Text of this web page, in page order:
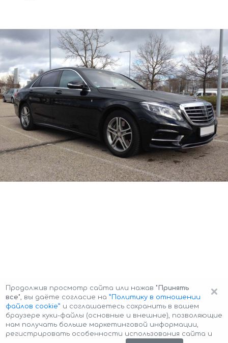
×
Продолжив просмотр сайта или нажав "Принять
все", вы даёте согласие на ”Политику в отношении
файлов cookie” и соглашаетесь сохранить в вашем
браузере куки-файлы (основные и внешние), позволяющие
нам получать больше маркетинговой информации,
регистрировать особенности использования сайта и